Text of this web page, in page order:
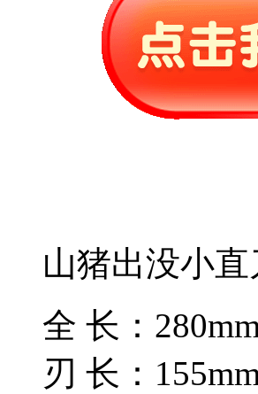
山猪出没小直
全 长：
刃 长：